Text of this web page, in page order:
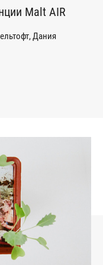
Malt AIR
Дания